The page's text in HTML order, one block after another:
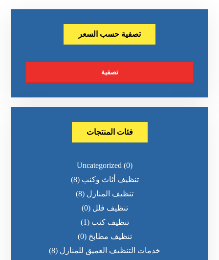
تصفية حسب السعر
تصفية
فئات المنتجات
Uncategorized (0)
تنظيف أثاث وكنب (8)
تنظيف المنازل (8)
تنظيف فلل (0)
تنظيف كنب (1)
تنظيف مطابخ (0)
خدمات التنظيف العميق للمنازل (8)